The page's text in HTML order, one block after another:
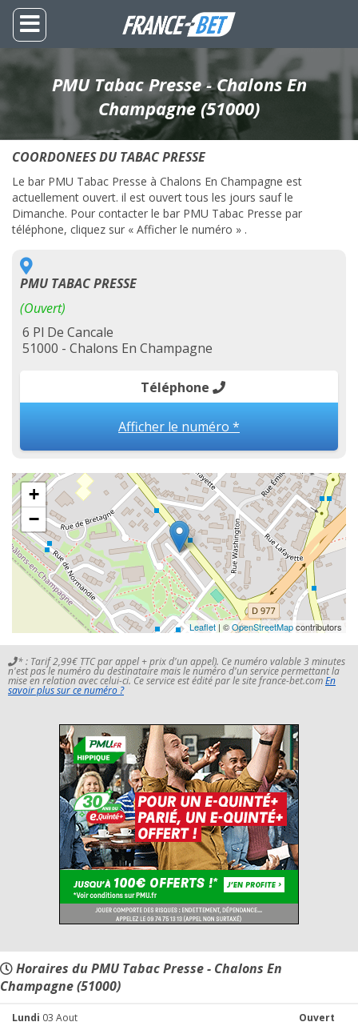
PMU Tabac Presse - Chalons En
Champagne (51000)
COORDONEES DU TABAC PRESSE
Le bar PMU Tabac Presse à Chalons En Champagne est
actuellement ouvert. il est ouvert tous les jours sauf le
Dimanche. Pour contacter le bar PMU Tabac Presse par
téléphone, cliquez sur « Afficher le numéro » .
PMU TABAC PRESSE
(Ouvert)
6 Pl De Cancale
51000 - Chalons En Champagne
Téléphone
Afficher le numéro *
+
−
Leaflet| ©OpenStreetMapcontributors
* : Tarif 2,99€ TTC par appel + prix d'un appel). Ce numéro valable 3 minutes
n'est pas le numéro du destinataire mais le numéro d'un service permettant la
mise en relation avec celui-ci. Ce service est édité par le site france-bet.comEn
savoir plus sur ce numéro ?
Horaires du PMU Tabac Presse - Chalons En
Champagne (51000)
Lundi 03 Aout Ouvert